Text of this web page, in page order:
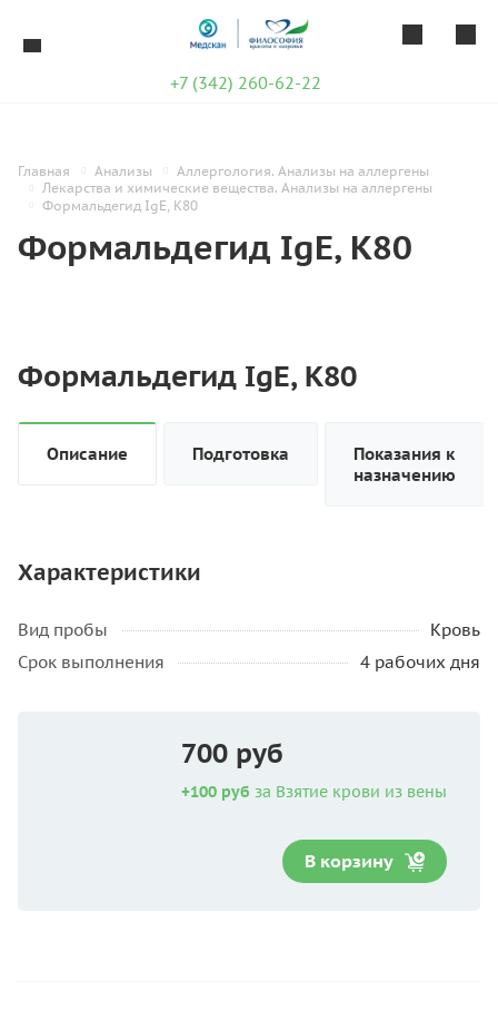
+7 (342) 260-62-22
Главная Анализы
Аллергология. Анализы на аллергены
Лекарства и химические вещества. Анализы на аллергены
Формальдегид IgE, K80
Формальдегид IgE, K80
Формальдегид IgE, K80
Описание Подготовка
Показания к
назначению
Характеристики
Вид пробы
Кровь
Срок выполнения
4 рабочих дня
700 руб
+100 руб за Взятие крови из вены
В корзину